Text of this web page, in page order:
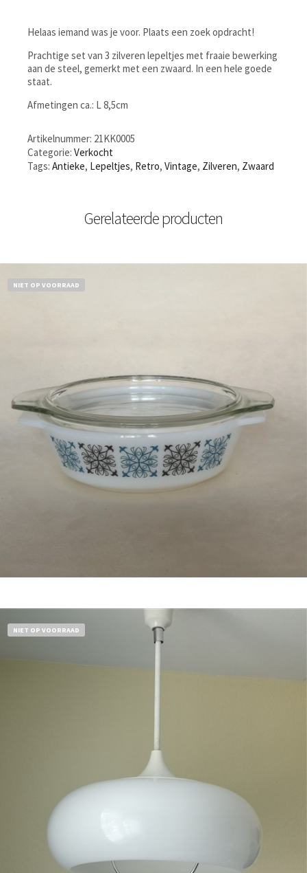
Helaas iemand was je voor. Plaats een zoek opdracht!
Prachtige set van 3 zilveren lepeltjes met fraaie bewerking
aan de steel, gemerkt met een zwaard. In een hele goede
staat.
Afmetingen ca.: L 8,5cm
Artikelnummer: 21KK0005
Categorie: Verkocht
Tags: Antieke, Lepeltjes, Retro, Vintage, Zilveren, Zwaard
Gerelateerde producten
NIET OP VOORRAAD
NIET OP VOORRAAD